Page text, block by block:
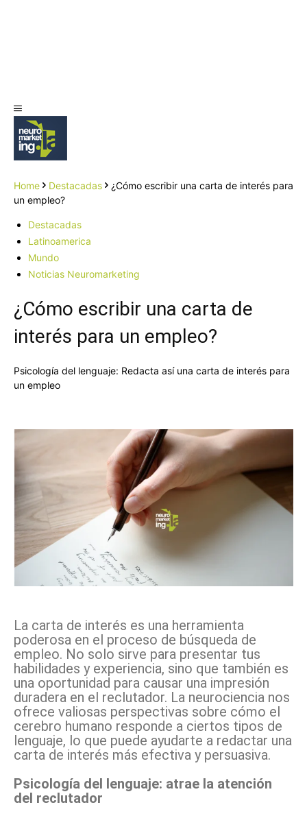
Home Destacadas
¿Cómo escribir una carta de interés para
un empleo?
Destacadas
Latinoamerica
Mundo
Noticias Neuromarketing
¿Cómo escribir una carta de
interés para un empleo?
Psicología del lenguaje: Redacta así una carta de interés para
un empleo
La carta de interés es una herramienta
poderosa en el proceso de búsqueda de
empleo. No solo sirve para presentar tus
habilidades y experiencia, sino que también es
una oportunidad para causar una impresión
duradera en el reclutador. La neurociencia nos
ofrece valiosas perspectivas sobre cómo el
cerebro humano responde a ciertos tipos de
lenguaje, lo que puede ayudarte a redactar una
carta de interés más efectiva y persuasiva.
Psicología del lenguaje: atrae la atención
del reclutador